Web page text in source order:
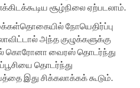
சூழ்நிலை ஏற்படலாம்.
நோயெதிர்ப்பு
அந்த குழுக்களுக்கு
கொரோனா வைரஸ் தொடர்ந்து
தொடர்ந்து
இது சிக்கலாக்கக் கூடும்.